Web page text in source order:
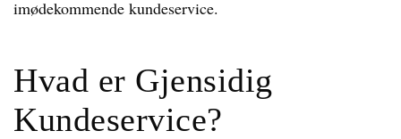
imødekommende kundeservice.
Hvad er Gjensidig
Kundeservice?